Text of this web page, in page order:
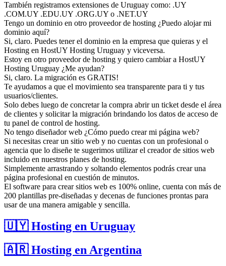
También registramos extensiones de Uruguay como: .UY
.COM.UY .EDU.UY .ORG.UY o .NET.UY
Tengo un dominio en otro proveedor de hosting ¿Puedo alojar mi
dominio aquí?
Si, claro. Puedes tener el dominio en la empresa que quieras y el
Hosting en HostUY Hosting Uruguay y viceversa.
Estoy en otro proveedor de hosting y quiero cambiar a HostUY
Hosting Uruguay ¿Me ayudan?
Si, claro. La migración es GRATIS!
Te ayudamos a que el movimiento sea transparente para ti y tus
usuarios/clientes.
Solo debes luego de concretar la compra abrir un ticket desde el área
de clientes y solicitar la migración brindando los datos de acceso de
tu panel de control de hosting.
No tengo diseñador web ¿Cómo puedo crear mi página web?
Si necesitas crear un sitio web y no cuentas con un profesional o
agencia que lo diseñe te sugerimos utilizar el creador de sitios web
incluido en nuestros planes de hosting.
Simplemente arrastrando y soltando elementos podrás crear una
página profesional en cuestión de minutos.
El software para crear sitios web es 100% online, cuenta con más de
200 plantillas pre-diseñadas y decenas de funciones prontas para
usar de una manera amigable y sencilla.
🇺🇾 Hosting en Uruguay
🇦🇷 Hosting en Argentina